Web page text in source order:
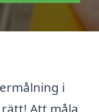
i
Att måla